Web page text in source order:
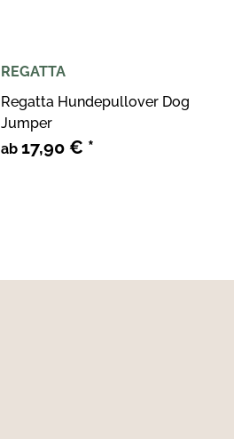
REGATTA
Regatta Hundepullover Dog
Jumper
ab 17,90 € *